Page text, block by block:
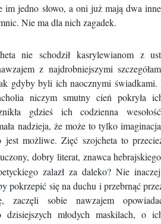
im jedno słowo, a oni już mają dwa
Nie ma dla nich zagadek.
nie schodził kasrylewianom z
z najdrobniejszymi
gdyby byli ich naocznymi świadkami.
niczym smutny cień pokryła
gdzieś ich codzienna
nadzieja, że może to tylko
jest możliwe. Zięć szojcheta to
dobry literat, znawca
zalazł za daleko? Nie
pokrzepić się na duchu i przebrnąć
zaczęli sobie nawzajem
dzisiejszych młodych maskilach, o